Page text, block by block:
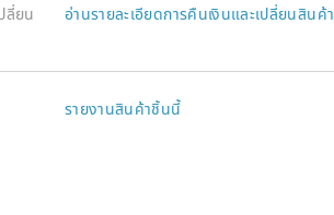
ลี่ยน
อ่านรายละเอียดการคืนเงินและเปลี่ยนสินค้า
รายงานสินค้าชิ้นนี้